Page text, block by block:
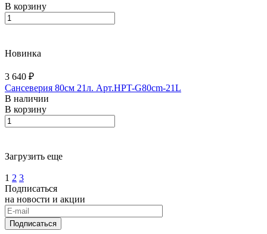
В корзину
Новинка
3 640 ₽
Сансеверия 80см 21л. Арт.HPT-G80cm-21L
В наличии
В корзину
Загрузить еще
1 2 3
Подписаться
на новости и акции
Подписаться